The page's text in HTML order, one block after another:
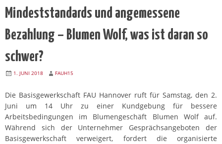
Mindeststandards und angemessene
Bezahlung – Blumen Wolf, was ist daran so
schwer?
1. JUNI 2018 FAUH15
Die Basisgewerkschaft FAU Hannover ruft für Samstag, den 2.
Juni um 14 Uhr zu einer Kundgebung für bessere
Arbeitsbedingungen im Blumengeschäft Blumen Wolf auf.
Während sich der Unternehmer Gesprächsangeboten der
Basisgewerkschaft verweigert, fordert die organisierte